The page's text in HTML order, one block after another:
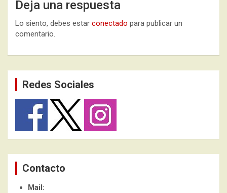
Deja una respuesta
Lo siento, debes estar conectado para publicar un
comentario.
Redes Sociales
Contacto
Mail: